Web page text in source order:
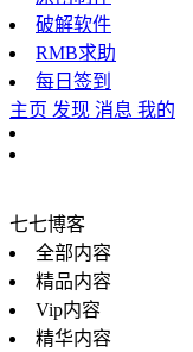
破解软件
RMB求助
每日签到
主页 发现 消息 我的
七七博客
全部内容
精品内容
Vip内容
精华内容